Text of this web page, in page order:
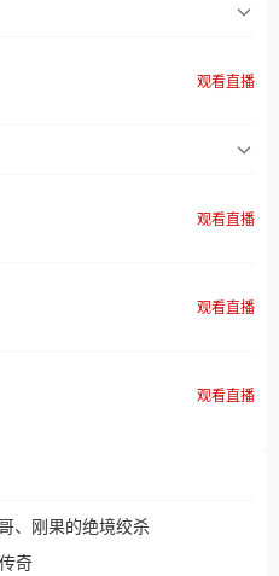
观看直播
观看直播
观看直播
观看直播
、刚果的绝境绞杀
奇